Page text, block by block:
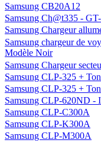
Samsung CB20A12
Samsung Ch@t335 -
Samsung Chargeur
Samsung chargeur de
Modèle Noir
Samsung Chargeur
Samsung CLP-325 +
Samsung CLP-325 +
Samsung CLP-620ND -
Samsung CLP-C300A
Samsung CLP-K300A
Samsung CLP-M300A